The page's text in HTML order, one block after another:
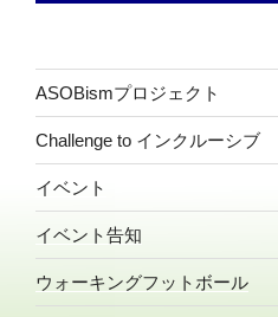
ASOBismプロジェクト
Challenge to インクルーシブ
イベント
イベント告知
ウォーキングフットボール